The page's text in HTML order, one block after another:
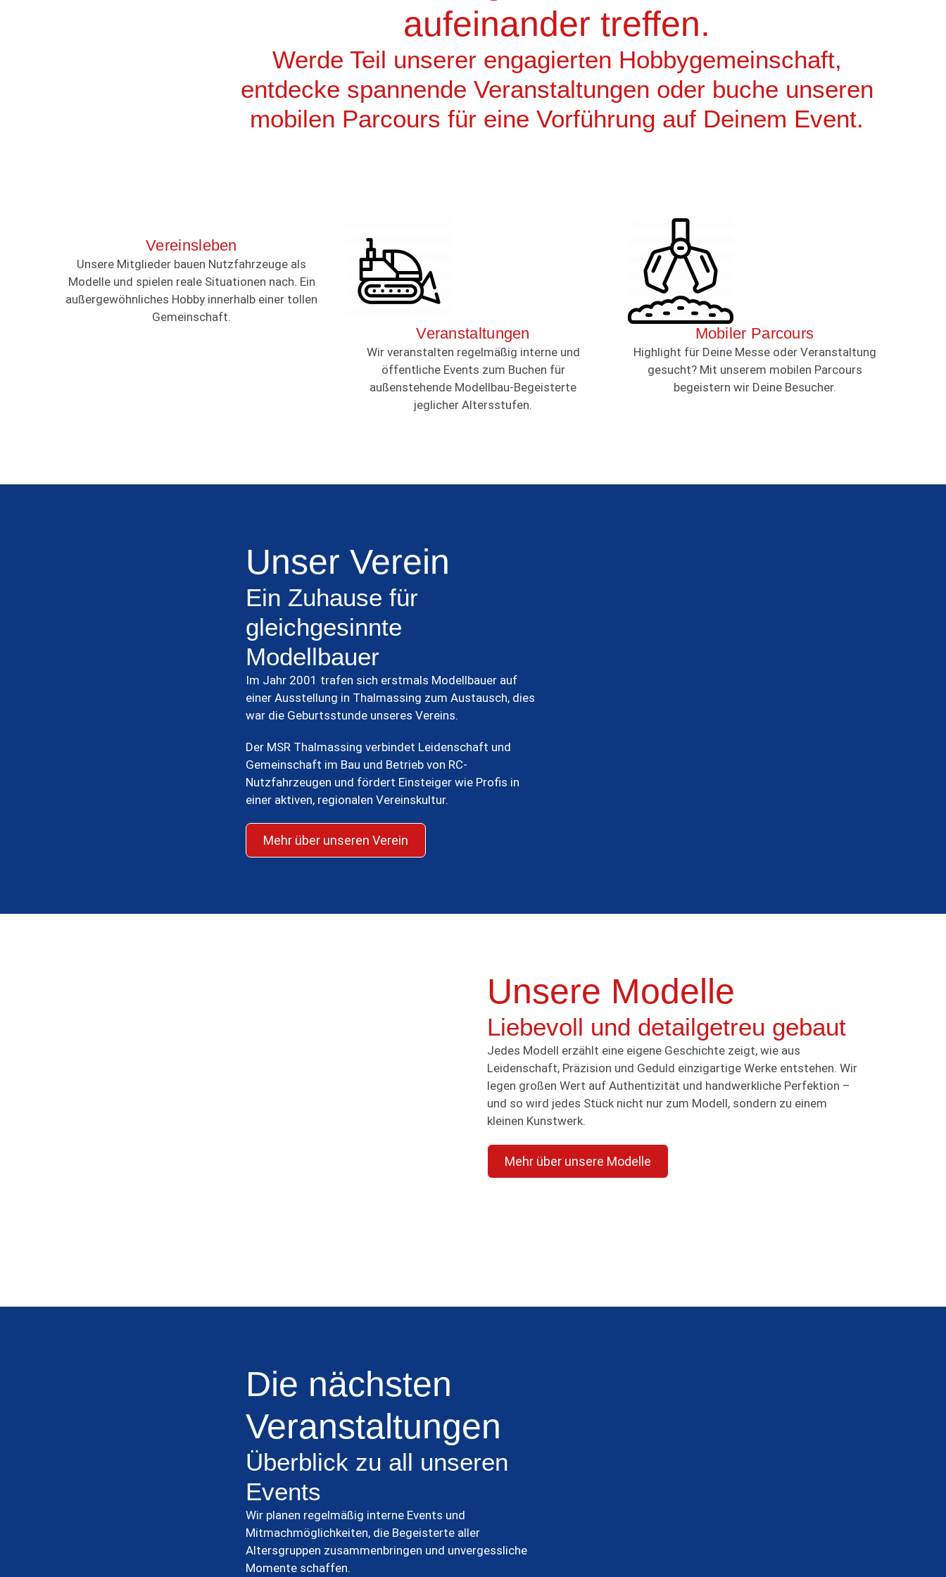
aufeinander treffen.
Werde Teil unserer engagierten Hobbygemeinschaft,
entdecke spannende Veranstaltungen oder buche unseren
mobilen Parcours für eine Vorführung auf Deinem Event.
Vereinsleben
Unsere Mitglieder bauen Nutzfahrzeuge als
Modelle und spielen reale Situationen nach. Ein
außergewöhnliches Hobby innerhalb einer tollen
Gemeinschaft.
Veranstaltungen
Wir veranstalten regelmäßig interne und
öffentliche Events zum Buchen für
außenstehende Modellbau-Begeisterte
jeglicher Altersstufen.
Mobiler Parcours
Highlight für Deine Messe oder Veranstaltung
gesucht? Mit unserem mobilen Parcours
begeistern wir Deine Besucher.
Unser Verein
Ein Zuhause für
gleichgesinnte
Modellbauer
Im Jahr 2001 trafen sich erstmals Modellbauer auf
einer Ausstellung in Thalmassing zum Austausch, dies
war die Geburtsstunde unseres Vereins.
Der MSR Thalmassing verbindet Leidenschaft und
Gemeinschaft im Bau und Betrieb von RC-
Nutzfahrzeugen und fördert Einsteiger wie Profis in
einer aktiven, regionalen Vereinskultur.
Mehr über unseren Verein
Unsere Modelle
Liebevoll und detailgetreu gebaut
Jedes Modell erzählt eine eigene Geschichte zeigt, wie aus
Leidenschaft, Präzision und Geduld einzigartige Werke entstehen. Wir
legen großen Wert auf Authentizität und handwerkliche Perfektion –
und so wird jedes Stück nicht nur zum Modell, sondern zu einem
kleinen Kunstwerk.
Mehr über unsere Modelle
Die nächsten
Veranstaltungen
Überblick zu all unseren
Events
Wir planen regelmäßig interne Events und
Mitmachmöglichkeiten, die Begeisterte aller
Altersgruppen zusammenbringen und unvergessliche
Momente schaffen.